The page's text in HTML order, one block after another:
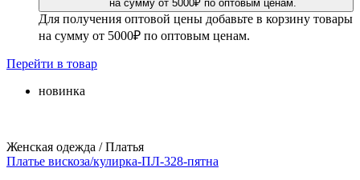
Для получения оптовой цены добавьте в корзину товары
на сумму от 5000₽ по оптовым ценам.
Перейти в товар
новинка
Женская одежда / Платья
Платье вискоза/кулирка-ПЛ-328-пятна